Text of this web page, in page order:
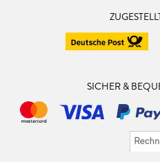
SICHER &